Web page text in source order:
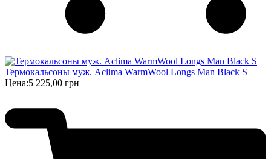
Термокальсоны муж. Aclima WarmWool Longs Man Black S
Цена:5 225,00 грн